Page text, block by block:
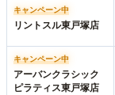
キャンペーン中
リントスル東戸塚店
キャンペーン中
アーバンクラシック
ピラティス東戸塚店